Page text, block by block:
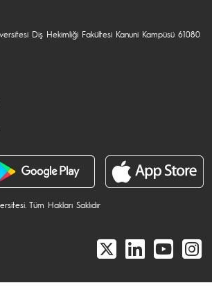
Diş Hekimliği Fakültesi Kanuni Kampüsü 61080
Tüm Hakları Saklıdır